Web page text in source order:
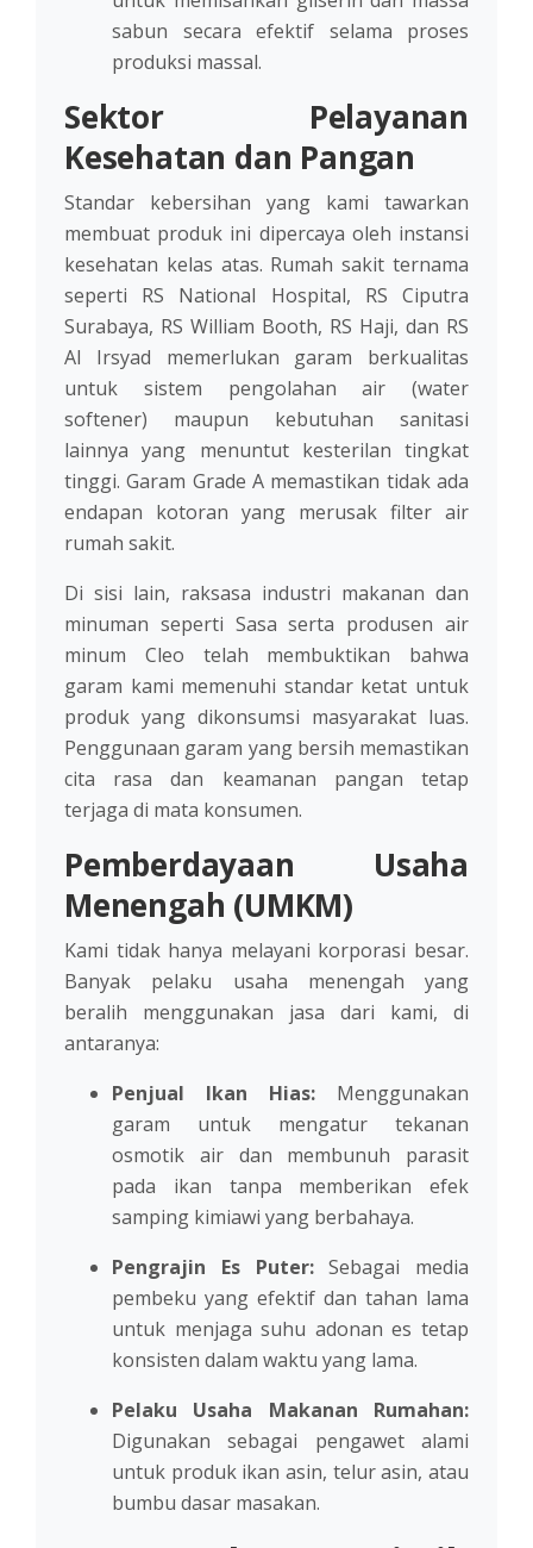
sabun secara efektif selama proses
produksi massal.
Sektor Pelayanan
Kesehatan dan Pangan
Standar kebersihan yang kami tawarkan
membuat produk ini dipercaya oleh instansi
kesehatan kelas atas. Rumah sakit ternama
seperti RS National Hospital, RS Ciputra
Surabaya, RS William Booth, RS Haji, dan RS
Al Irsyad memerlukan garam berkualitas
untuk sistem pengolahan air (water
softener) maupun kebutuhan sanitasi
lainnya yang menuntut kesterilan tingkat
tinggi. Garam Grade A memastikan tidak ada
endapan kotoran yang merusak filter air
rumah sakit.
Di sisi lain, raksasa industri makanan dan
minuman seperti Sasa serta produsen air
minum Cleo telah membuktikan bahwa
garam kami memenuhi standar ketat untuk
produk yang dikonsumsi masyarakat luas.
Penggunaan garam yang bersih memastikan
cita rasa dan keamanan pangan tetap
terjaga di mata konsumen.
Pemberdayaan Usaha
Menengah (UMKM)
Kami tidak hanya melayani korporasi besar.
Banyak pelaku usaha menengah yang
beralih menggunakan jasa dari kami, di
antaranya:
Penjual Ikan Hias: Menggunakan
garam untuk mengatur tekanan
osmotik air dan membunuh parasit
pada ikan tanpa memberikan efek
samping kimiawi yang berbahaya.
Pengrajin Es Puter:Sebagai media
pembeku yang efektif dan tahan lama
untuk menjaga suhu adonan es tetap
konsisten dalam waktu yang lama.
Pelaku Usaha Makanan Rumahan:
Digunakan sebagai pengawet alami
untuk produk ikan asin, telur asin, atau
bumbu dasar masakan.